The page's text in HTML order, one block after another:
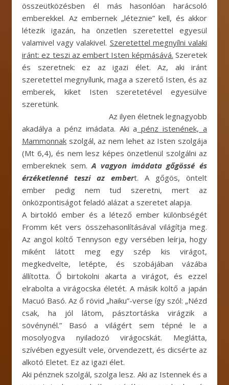
összeütközésben él más hasonlóan harácsoló
emberekkel. Az embernek „léteznie” kell, és akkor
létezik igazán, ha önzetlen szeretettel egyesül
valamivel vagy valakivel. Szeretettel megnyílni valaki
iránt: ez teszi az embert Isten képmásává. Szeretek
és szeretnek: ez az igazi élet. Az, aki iránt
szeretettel megnyílunk, maga a szerető Isten, és az
emberek, kiket Isten szeretetével egyesülve
szeretünk.
Az ilyen életnek legnagyobb
akadálya a pénz imádata. Aki a pénz istenének, a
Mammonnak szolgál, az nem lehet az Isten szolgája
(Mt 6,4), és nem lesz képes önzetlenül szolgálni az
embereknek sem.A vagyon imádata gőgössé és
érzéketlenné teszi az embert. A gőgös, öntelt
ember pedig nem tud szeretni, mert az
önközpontiságot feladó alázat a szeretet alapja.
A birtokló ember és a létező ember különbségét
Fromm két vers összehasonlításával világítja meg.
Az angol költő Tennyson egy versében leírja, hogy
miként látott meg egy szép kis virágot,
megkedvelte, letépte, és szobájában vázába
állította. Ő birtokolni akarta a virágot, és ezzel
elrabolta a virágocska életét. A másik költő a japán
Macuó Basó. Az ő rövid „haiku”-verse így szól: „Nézd
csak, ha jól látom, pásztortáska virágzik a
sövénynél.” Basó a világért sem tépné le a
mosolyogva nyiladozó virágocskát. Meglátta,
szívében egyesült vele, örvendezett, és dicsérte az
alkotó Eletet. Ez az igazi élet.
Aki pénznek szolgál, szolga lesz. Aki az Istennek és a